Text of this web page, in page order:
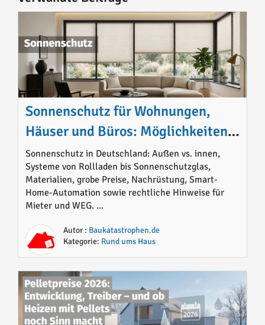
Sonnenschutz für Wohnungen,
Häuser und Büros: Möglichkeiten,
Materialien, Preise und sinnvolle
Lösungen im Überblick
Sonnenschutz in Deutschland: Außen vs. innen,
Systeme von Rollladen bis Sonnenschutzglas,
Materialien, grobe Preise, Nachrüstung, Smart-
Home-Automation sowie rechtliche Hinweise für
Mieter und WEG. ...
Autor : Baukatastrophen.de
Kategorie: Rund ums Haus